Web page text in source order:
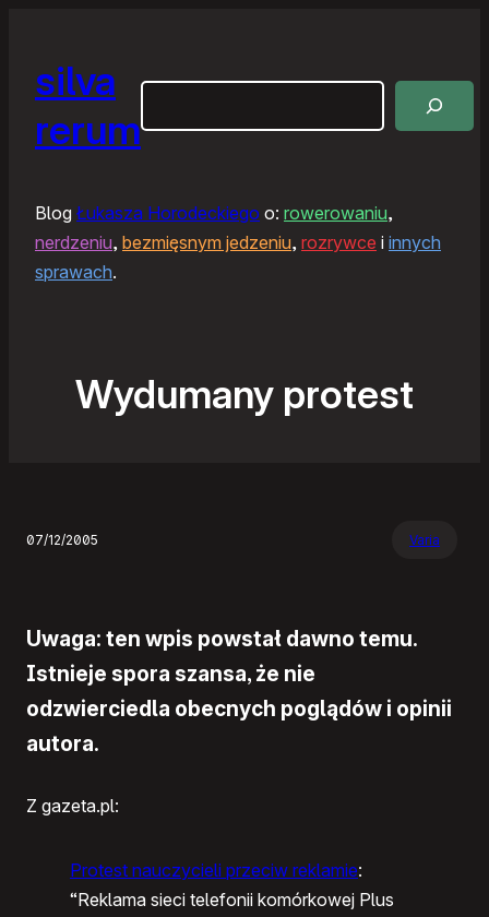
silva
rerum
Blog Łukasza Horodeckiego o: rowerowaniu,
nerdzeniu, bezmięsnym jedzeniu, rozrywce i innych
sprawach.
Wydumany protest
07/12/2005 Varia
Uwaga: ten wpis powstał dawno temu.
Istnieje spora szansa, że nie
odzwierciedla obecnych poglądów i opinii
autora.
Z gazeta.pl:
Protest nauczycieli przeciw reklamie:
“Reklama sieci telefonii komórkowej Plus